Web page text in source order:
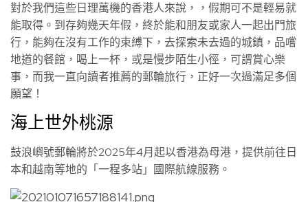
對於我們這些日理萬機的香港人來說，，假期可不是輕易就
能取得。到存夠幾天年假，終於能和朋友或家人一起出門旅
行，能夠在沒有工作的束縛下，去探索未去過的城鎮，品嚐
地道的餐館，喝上一杯，或是慢步陌生小徑，可謂賞心樂
事，而我一直向讀者推薦的郵輪旅行，正好一次過滿足多個
願望！
海上世外桃源
鼓浪嶼號郵輪將於2025年4月起以香港為母港，提供前往日
本和越南等地的「一程多站」國際航線服務。